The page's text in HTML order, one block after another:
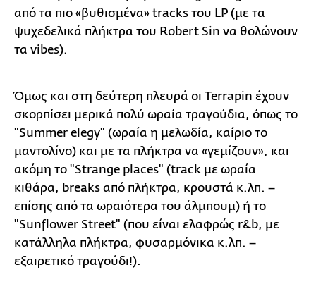
από τα πιο «βυθισμένα» tracks του LP (με τα
ψυχεδελικά πλήκτρα του Robert Sin να θολώνουν
τα vibes).
Όμως και στη δεύτερη πλευρά οι Terrapin έχουν
σκορπίσει μερικά πολύ ωραία τραγούδια, όπως το
"Summer elegy" (ωραία η μελωδία, καίριο το
μαντολίνο) και με τα πλήκτρα να «γεμίζουν», και
ακόμη το "Strange places" (track με ωραία
κιθάρα, breaks από πλήκτρα, κρουστά κ.λπ. –
επίσης από τα ωραιότερα του άλμπουμ) ή το
"Sunflower Street" (που είναι ελαφρώς r&b, με
κατάλληλα πλήκτρα, φυσαρμόνικα κ.λπ. –
εξαιρετικό τραγούδι!).